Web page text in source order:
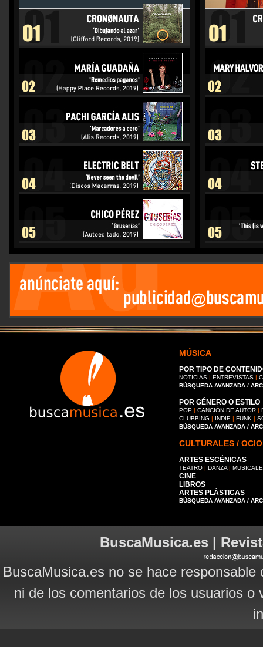
MÚSICA
POR TIPO DE
NOTICIAS | ENTREVISTAS |
BÚSQUEDA AVANZADA /
POR GÉNERO O ESTILO
POP | CANCIÓN DE AUTOR |
CLUBBING | INDIE | FUNK |
BÚSQUEDA AVANZADA /
CULTURALES / OCIO
ARTES ESCÉNICAS
TEATRO | DANZA |
CINE
LIBROS
ARTES PLÁSTICAS
BÚSQUEDA AVANZADA /
BuscaMusica.es |
BuscaMusica.es no se hace
ni de los comentarios de los usuarios